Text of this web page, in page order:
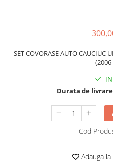
Inchidere Centralizata
Tavite Portbagaj Dedicate
Covorase Auto/ Presuri Auto
Accesorii Siguranta Auto
SET COVORASE AUTO CAUCIUC
Durata de
Cod
Adauga